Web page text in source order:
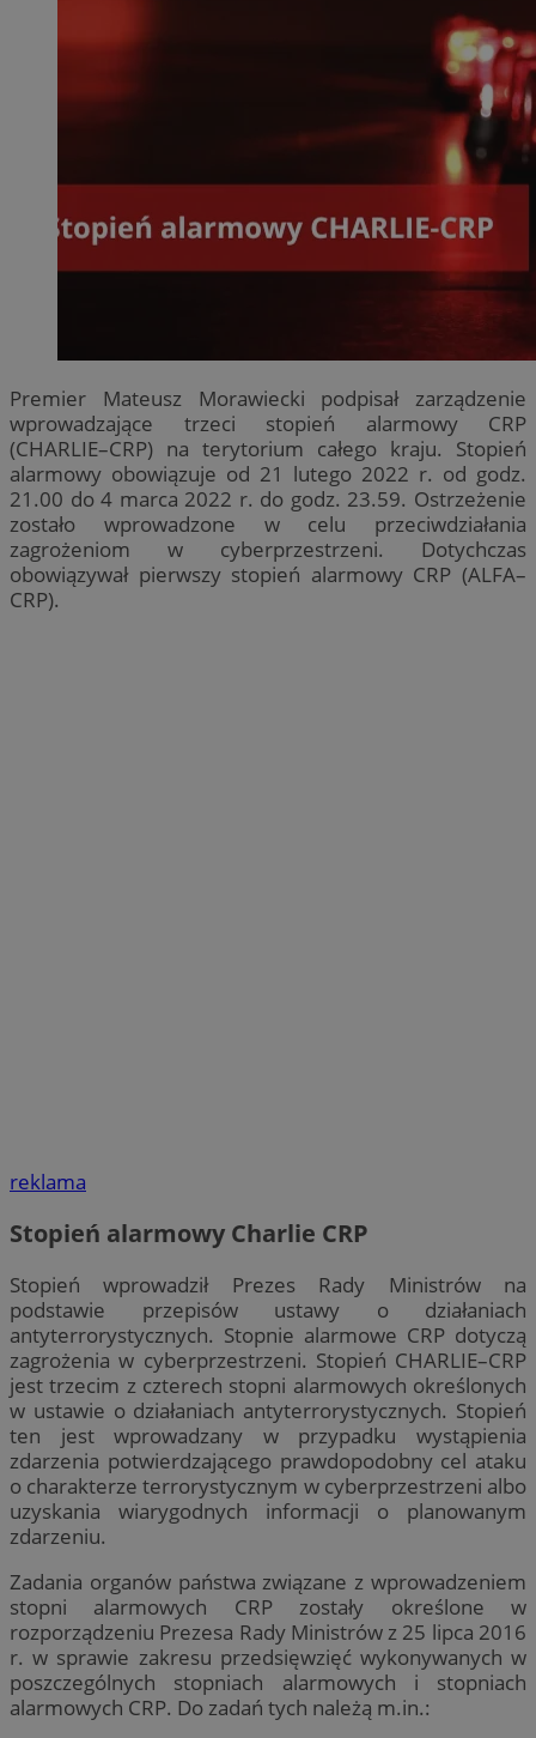
Premier Mateusz Morawiecki podpisał zarządzenie
wprowadzające trzeci stopień alarmowy CRP
(CHARLIE–CRP) na terytorium całego kraju. Stopień
alarmowy obowiązuje od 21 lutego 2022 r. od godz.
21.00 do 4 marca 2022 r. do godz. 23.59. Ostrzeżenie
zostało wprowadzone w celu przeciwdziałania
zagrożeniom w cyberprzestrzeni. Dotychczas
obowiązywał pierwszy stopień alarmowy CRP (ALFA–
CRP).
reklama
Stopień alarmowy Charlie CRP
Stopień wprowadził Prezes Rady Ministrów na
podstawie przepisów ustawy o działaniach
antyterrorystycznych. Stopnie alarmowe CRP dotyczą
zagrożenia w cyberprzestrzeni. Stopień CHARLIE–CRP
jest trzecim z czterech stopni alarmowych określonych
w ustawie o działaniach antyterrorystycznych. Stopień
ten jest wprowadzany w przypadku wystąpienia
zdarzenia potwierdzającego prawdopodobny cel ataku
o charakterze terrorystycznym w cyberprzestrzeni albo
uzyskania wiarygodnych informacji o planowanym
zdarzeniu.
Zadania organów państwa związane z wprowadzeniem
stopni alarmowych CRP zostały określone w
rozporządzeniu Prezesa Rady Ministrów z 25 lipca 2016
r. w sprawie zakresu przedsięwzięć wykonywanych w
poszczególnych stopniach alarmowych i stopniach
alarmowych CRP. Do zadań tych należą m.in.: